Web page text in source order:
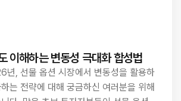
이해하는 변동성 극대화 합성법
년, 선물 옵션 시장에서 변동성을 활용하
는 전략에 대해 궁금하신 여러분을 위해